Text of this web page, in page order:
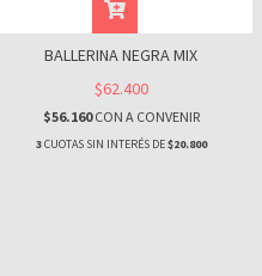
BALLERINA NEGRA MIX
$62.400
$56.160CON A CONVENIR
3CUOTAS SIN INTERÉS DE$20.800